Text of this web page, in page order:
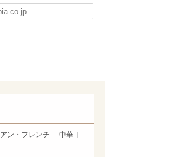
ン・フレンチ
中華